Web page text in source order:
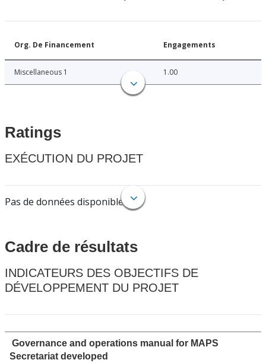
Org. De Financement Engagements
Miscellaneous 1 1.00
Ratings
EXÉCUTION DU PROJET
Pas de données disponibles.
Cadre de résultats
INDICATEURS DES OBJECTIFS DE
DÉVELOPPEMENT DU PROJET
Governance and operations manual for MAPS
Secretariat developed